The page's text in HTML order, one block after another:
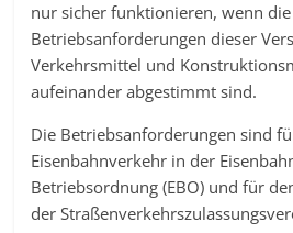
nur sicher funktionieren, wenn die
Betriebsanforderungen dieser
Verkehrsmittel und
aufeinander abgestimmt sind.
Die Betriebsanforderungen sind
Eisenbahnverkehr in der
Betriebsordnung (EBO) und für
der